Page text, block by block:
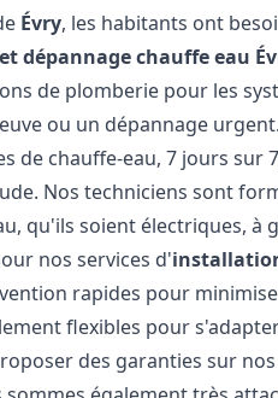
Évry, les habitants ont
dépannage chauffe eau
de plomberie pour les
ou un dépannage
de chauffe-eau, 7 jours sur
Nos techniciens sont
qu'ils soient électriques, à
nos services d'
rapides pour
flexibles pour
des garanties sur